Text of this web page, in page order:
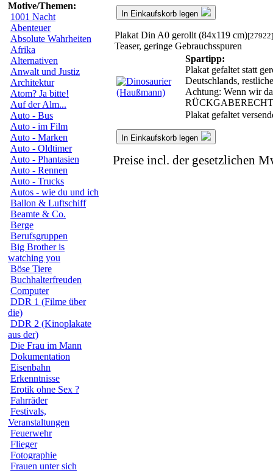
Motive/Themen:
1001 Nacht
Abenteuer
Absolute Wahrheiten
Afrika
Alternativen
Anwalt und Justiz
Architektur
Atom? Ja bitte!
Auf der Alm...
Auto - Bus
Auto - im Film
Auto - Marken
Auto - Oldtimer
Auto - Phantasien
Auto - Rennen
Auto - Trucks
Autos - wie du und ich
Ballon & Luftschiff
Beamte & Co.
Berge
Berufsgruppen
Big Brother is
watching you
Böse Tiere
Buchhalterfreuden
Computer
DDR 1 (Filme über
die)
DDR 2 (Kinoplakate
aus der)
Die Frau im Mann
Dokumentation
Eisenbahn
Erkenntnisse
Erotik ohne Sex ?
Fahrräder
Festivals,
Veranstaltungen
Feuerwehr
Flieger
Fotographie
Frauen unter sich
In Einkaufskorb legen
Plakat Din A0 gerollt (84x119 cm)[27922]
Teaser, geringe Gebrauchsspuren
Spartipp:
Plakat gefaltet statt
Deutschlands,
Achtung: Wenn wir
Plakat gefaltet
In Einkaufskorb legen
Preise incl. der gesetzlichen